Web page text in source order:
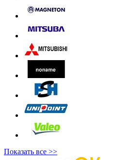
Показать все >>